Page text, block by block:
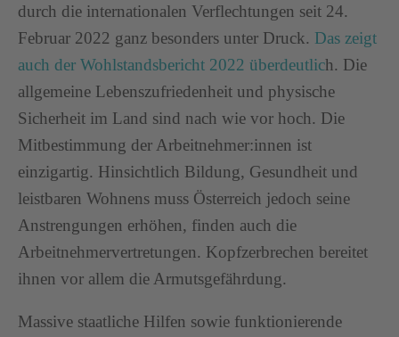
durch die internationalen Verflechtungen seit 24.
Februar 2022 ganz besonders unter Druck. Das zeigt
auch der Wohlstandsbericht 2022 überdeutlich. Die
allgemeine Lebenszufriedenheit und physische
Sicherheit im Land sind nach wie vor hoch. Die
Mitbestimmung der Arbeitnehmer:innen ist
einzigartig. Hinsichtlich Bildung, Gesundheit und
leistbaren Wohnens muss Österreich jedoch seine
Anstrengungen erhöhen, finden auch die
Arbeitnehmervertretungen. Kopfzerbrechen bereitet
ihnen vor allem die Armutsgefährdung.
Massive staatliche Hilfen sowie funktionierende